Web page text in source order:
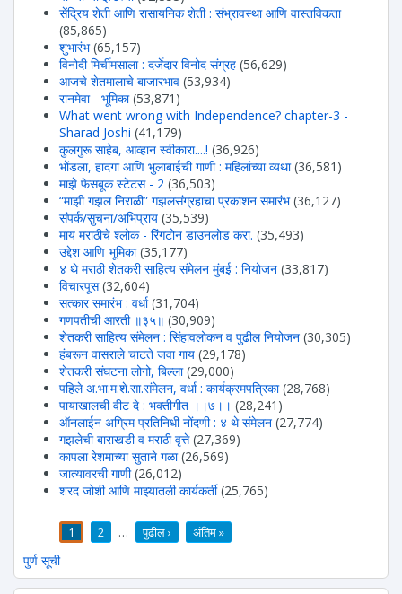
सेंद्रिय शेती आणि रासायनिक शेती : संभ्रावस्था आणि वास्तविकता
(85,865)
शुभारंभ (65,157)
विनोदी मिर्चीमसाला : दर्जेदार विनोद संग्रह (56,629)
आजचे शेतमालाचे बाजारभाव (53,934)
रानमेवा - भूमिका (53,871)
What went wrong with Independence? chapter-3 -
Sharad Joshi (41,179)
कुलगुरू साहेब, आव्हान स्वीकारा....! (36,926)
भोंडला, हादगा आणि भुलाबाईची गाणी : महिलांच्या व्यथा (36,581)
माझे फेसबूक स्टेटस - 2 (36,503)
“माझी गझल निराळी” गझलसंग्रहाचा प्रकाशन समारंभ (36,127)
संपर्क/सुचना/अभिप्राय (35,539)
माय मराठीचे श्लोक - रिंगटोन डाउनलोड करा. (35,493)
उद्देश आणि भूमिका (35,177)
४ थे मराठी शेतकरी साहित्य संमेलन मुंबई : नियोजन (33,817)
विचारपूस (32,604)
सत्कार समारंभ : वर्धा (31,704)
गणपतीची आरती ॥३५॥ (30,909)
शेतकरी साहित्य संमेलन : सिंहावलोकन व पुढील नियोजन (30,305)
हंबरून वासराले चाटते जवा गाय (29,178)
शेतकरी संघटना लोगो, बिल्ला (29,000)
पहिले अ.भा.म.शे.सा.संमेलन, वर्धा : कार्यक्रमपत्रिका (28,768)
पायाखालची वीट दे : भक्तीगीत ।।७।। (28,241)
ऑनलाईन अग्रिम प्रतिनिधी नोंदणी : ४ थे संमेलन (27,774)
गझलेची बाराखडी व मराठी वृत्ते (27,369)
कापला रेशमाच्या सुताने गळा (26,569)
जात्यावरची गाणी (26,012)
शरद जोशी आणि माझ्यातली कार्यकर्ती (25,765)
1 2 … पुढील › अंतिम »
पुर्ण सूची